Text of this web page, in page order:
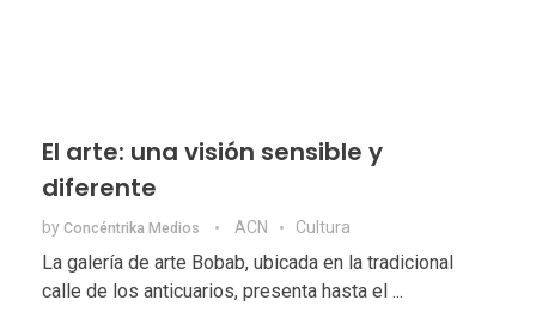
El arte: una visión sensible y
diferente
by Concéntrika Medios ACN Cultura
La galería de arte Bobab, ubicada en la tradicional
calle de los anticuarios, presenta hasta el ...